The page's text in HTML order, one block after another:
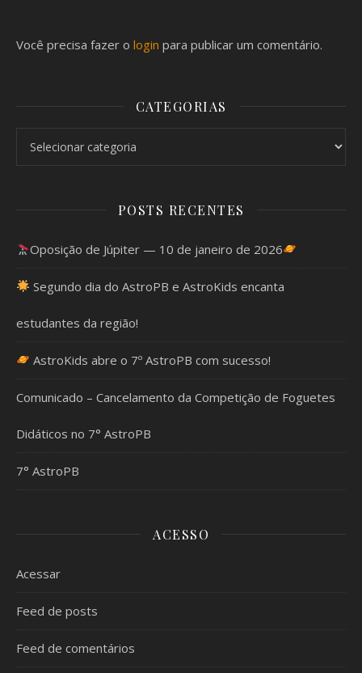
Você precisa fazer o login para publicar um comentário.
CATEGORIAS
POSTS RECENTES
Oposição de Júpiter — 10 de janeiro de 2026
Segundo dia do AstroPB e AstroKids encanta
estudantes da região!
AstroKids abre o 7º AstroPB com sucesso!
Comunicado – Cancelamento da Competição de Foguetes
Didáticos no 7° AstroPB
7° AstroPB
ACESSO
Acessar
Feed de posts
Feed de comentários